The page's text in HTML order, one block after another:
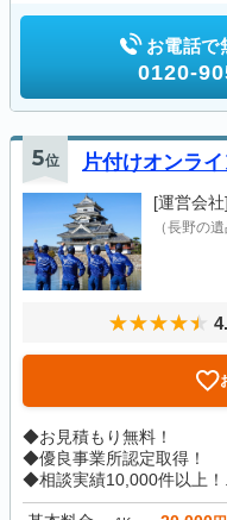
お電話で
0120-
5位 片付けオンラ
[運営会社]
（長野の
◆お見積もり無料！
◆優良事業所認定取得！
◆相談実績10,000件以上！